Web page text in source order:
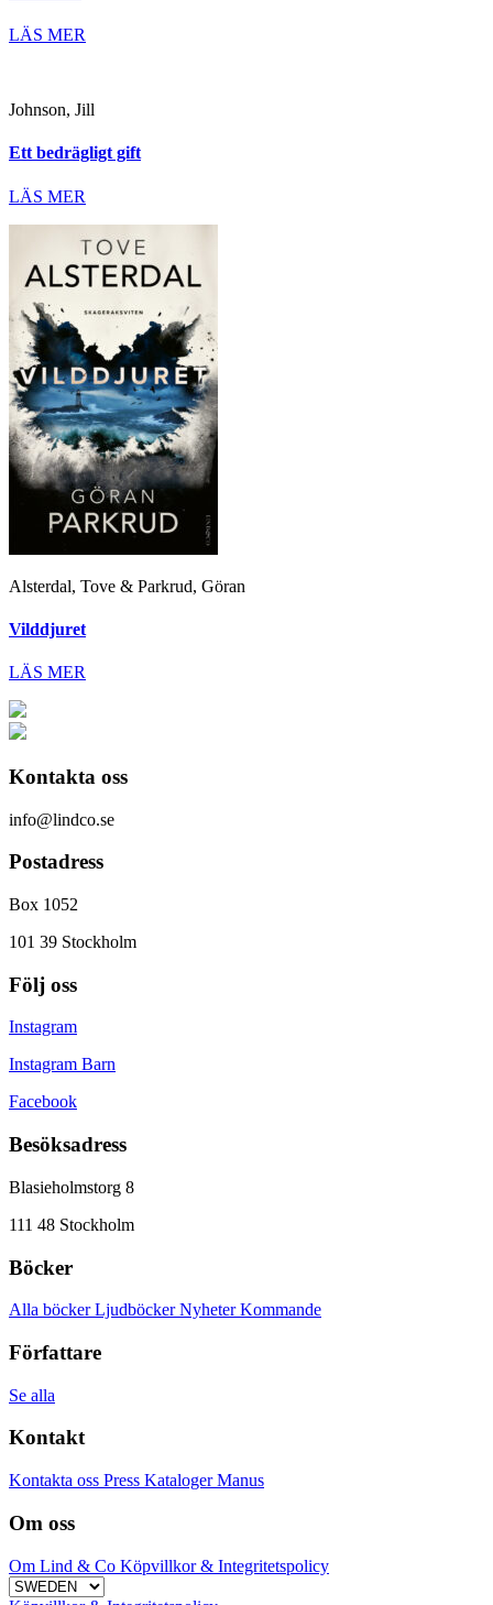
LÄS MER
Johnson, Jill
Ett bedrägligt gift
LÄS MER
Alsterdal, Tove & Parkrud, Göran
Vilddjuret
LÄS MER
Kontakta oss
info@lindco.se
Postadress
Box 1052
101 39 Stockholm
Följ oss
Instagram
Instagram Barn
Facebook
Besöksadress
Blasieholmstorg 8
111 48 Stockholm
Böcker
Alla böckerLjudböckerNyheterKommande
Författare
Se alla
Kontakt
Kontakta oss Press KatalogerManus
Om oss
Om Lind & Co Köpvillkor & Integritetspolicy